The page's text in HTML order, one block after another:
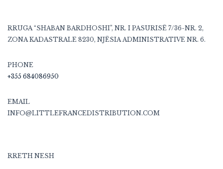
RRUGA “SHABAN BARDHOSHI”, NR. I PASURISË 7/36-NR. 2,
ZONA KADASTRALE 8230, NJËSIA ADMINISTRATIVE NR. 6.
PHONE
+355 684086950
EMAIL
INFO@LITTLEFRANCEDISTRIBUTION.COM
RRETH NESH